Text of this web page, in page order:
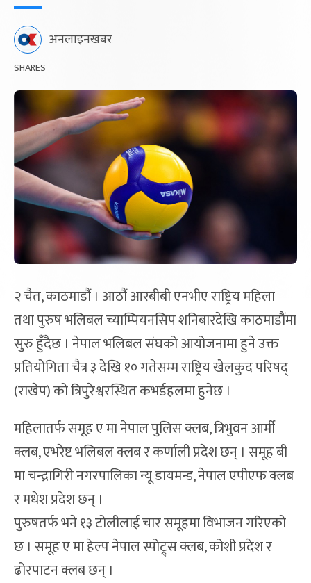
अनलाइनखबर
SHARES
२ चैत, काठमाडौं । आठौं आरबीबी एनभीए राष्ट्रिय महिला
तथा पुरुष भलिबल च्याम्पियनसिप शनिबारदेखि काठमाडौंमा
सुरु हुँदैछ । नेपाल भलिबल संघको आयोजनामा हुने उक्त
प्रतियोगिता चैत्र ३ देखि १० गतेसम्म राष्ट्रिय खेलकुद परिषद्
(राखेप) को त्रिपुरेश्वरस्थित कभर्डहलमा हुनेछ ।
महिलातर्फ समूह ए मा नेपाल पुलिस क्लब, त्रिभुवन आर्मी
क्लब, एभरेष्ट भलिबल क्लब र कर्णाली प्रदेश छन् । समूह बी
मा चन्द्रागिरी नगरपालिका न्यू डायमन्ड, नेपाल एपीएफ क्लब
र मधेश प्रदेश छन् ।
पुरुषतर्फ भने १३ टोलीलाई चार समूहमा विभाजन गरिएको
छ । समूह ए मा हेल्प नेपाल स्पोट्र्स क्लब, कोशी प्रदेश र
ढोरपाटन क्लब छन् ।